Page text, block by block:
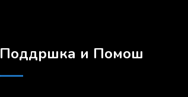
Поддршка и Помош